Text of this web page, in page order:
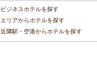
ビジネスホテルを探す
エリアからホテルを探す
近隣駅・空港からホテルを探す